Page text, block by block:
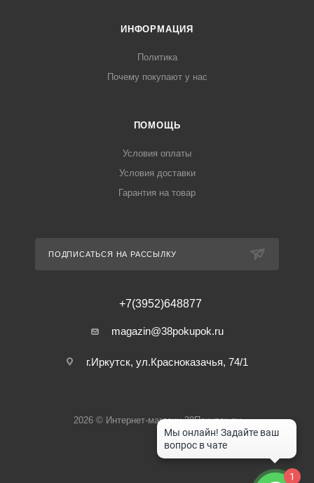
ИНФОРМАЦИЯ
Политика
Почему покупают у нас
ПОМОЩЬ
Условия оплаты
Условия доставки
Гарантия на товар
ПОДПИСАТЬСЯ НА РАССЫЛКУ
+7(3952)648877
magazin@38pokupok.ru
г.Иркутск, ул.Красноказачья, 74/1
2026 © Интернет-магазин 38Покупок.ру
1